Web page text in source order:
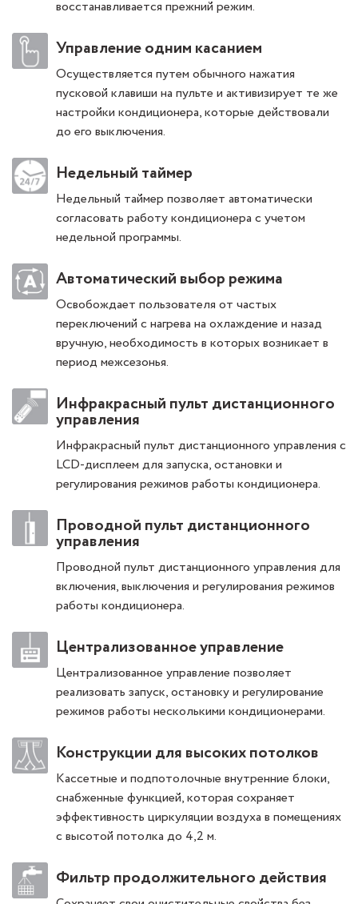
восстанавливается прежний режим.
Управление одним касанием
Осуществляется путем обычного нажатия
пусковой клавиши на пульте и активизирует те же
настройки кондиционера, которые действовали
до его выключения.
Недельный таймер
Недельный таймер позволяет автоматически
согласовать работу кондиционера с учетом
недельной программы.
Автоматический выбор режима
Освобождает пользователя от частых
переключений с нагрева на охлаждение и назад
вручную, необходимость в которых возникает в
период межсезонья.
Инфракрасный пульт дистанционного
управления
Инфракрасный пульт дистанционного управления с
LCD-дисплеем для запуска, остановки и
регулирования режимов работы кондиционера.
Проводной пульт дистанционного
управления
Проводной пульт дистанционного управления для
включения, выключения и регулирования режимов
работы кондиционера.
Централизованное управление
Централизованное управление позволяет
реализовать запуск, остановку и регулирование
режимов работы несколькими кондиционерами.
Конструкции для высоких потолков
Кассетные и подпотолочные внутренние блоки,
снабженные функцией, которая сохраняет
эффективность циркуляции воздуха в помещениях
с высотой потолка до 4,2 м.
Фильтр продолжительного действия